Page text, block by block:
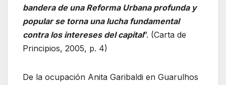
bandera de una Reforma Urbana profunda y
popular se torna una lucha fundamental
contra los intereses del capital”. (Carta de
Principios, 2005, p. 4)
De la ocupación Anita Garibaldi en Guarulhos